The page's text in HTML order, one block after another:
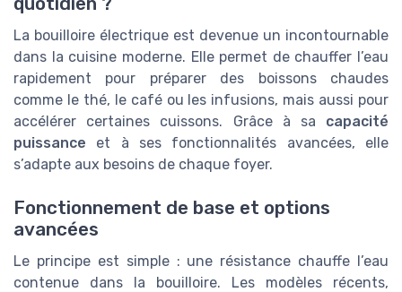
La bouilloire électrique est devenue un incontournable
dans la cuisine moderne. Elle permet de chauffer l’eau
rapidement pour préparer des boissons chaudes
comme le thé, le café ou les infusions, mais aussi pour
accélérer certaines cuissons. Grâce à sa capacité
puissance et à ses fonctionnalités avancées, elle
s’adapte aux besoins de chaque foyer.
Fonctionnement de base et options
avancées
Le principe est simple : une résistance chauffe l’eau
contenue dans la bouilloire. Les modèles récents,